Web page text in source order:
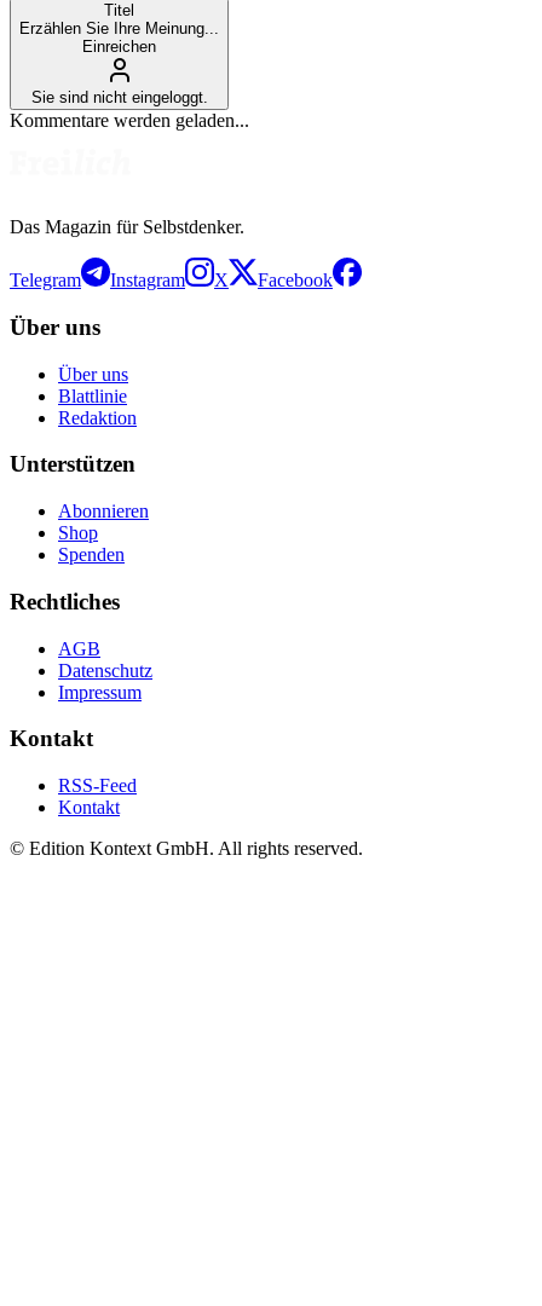
Titel
Erzählen Sie Ihre Meinung...
Einreichen
Sie sind nicht eingeloggt.
Kommentare werden geladen...
Das Magazin für Selbstdenker.
Telegram Instagram X Facebook
Über uns
Über uns
Blattlinie
Redaktion
Unterstützen
Abonnieren
Shop
Spenden
Rechtliches
AGB
Datenschutz
Impressum
Kontakt
RSS-Feed
Kontakt
© Edition Kontext GmbH. All rights reserved.